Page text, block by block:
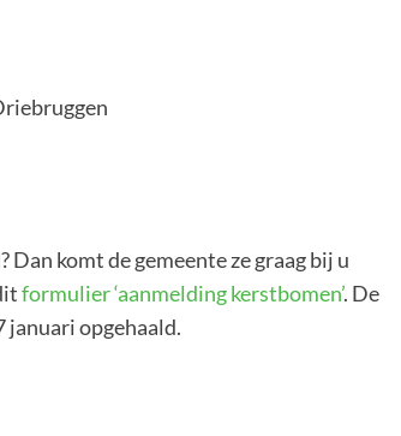
komt de gemeente ze graag bij u
formulier ‘aanmelding kerstbomen’. De
januari opgehaald.